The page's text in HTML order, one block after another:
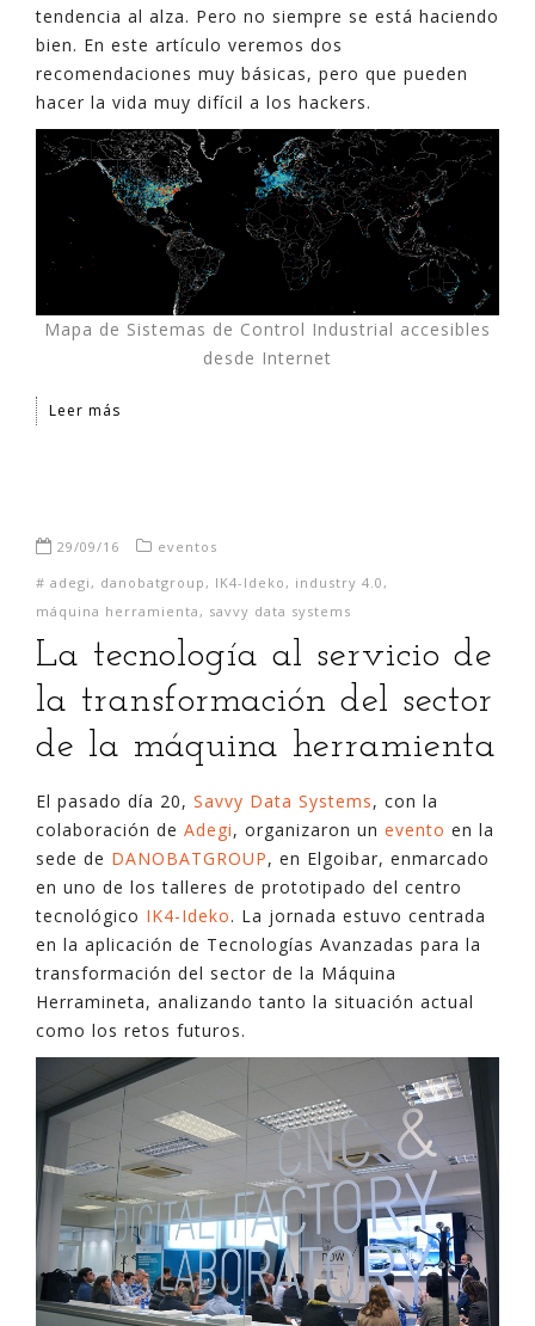
tendencia al alza. Pero no siempre se está haciendo
bien. En este artículo veremos dos
recomendaciones muy básicas, pero que pueden
hacer la vida muy difícil a los hackers.
Mapa de Sistemas de Control Industrial accesibles
desde Internet
Leer más
29/09/16
eventos
# adegi , danobatgroup , IK4-Ideko , industry 4.0 ,
máquina herramienta , savvy data systems
La tecnología al servicio de
la transformación del sector
de la máquina herramienta
El pasado día 20, Savvy Data Systems, con la
colaboración de Adegi, organizaron un evento en la
sede de DANOBATGROUP, en Elgoibar, enmarcado
en uno de los talleres de prototipado del centro
tecnológico IK4-Ideko. La jornada estuvo centrada
en la aplicación de Tecnologías Avanzadas para la
transformación del sector de la Máquina
Herramineta, analizando tanto la situación actual
como los retos futuros.